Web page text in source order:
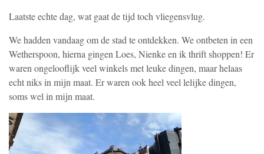
Laatste echte dag, wat gaat de tijd toch vliegensvlug.
We hadden vandaag om de stad te ontdekken. We ontbeten in een
Wetherspoon, hierna gingen Loes, Nienke en ik thrift shoppen! Er
waren ongelooflijk veel winkels met leuke dingen, maar helaas
echt niks in mijn maat. Er waren ook heel veel lelijke dingen,
soms wel in mijn maat.